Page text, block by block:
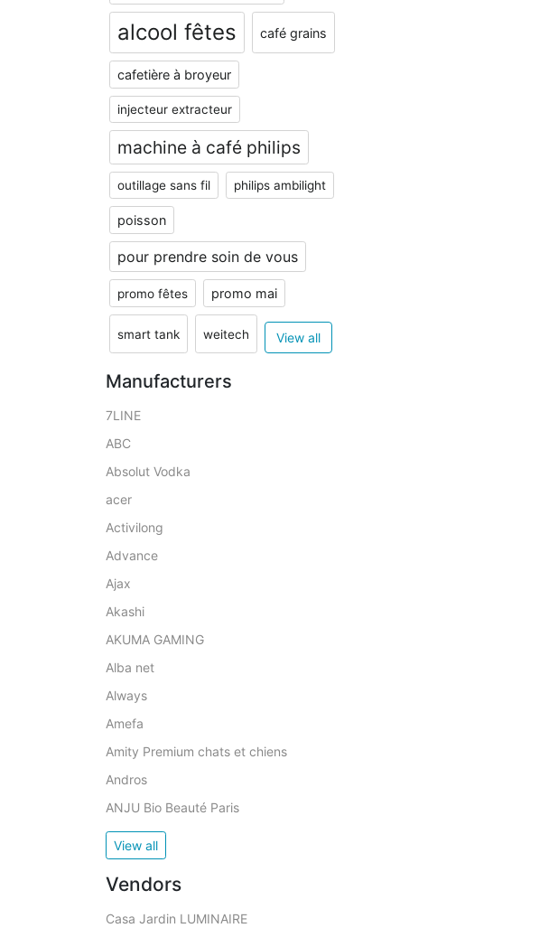
alcool fêtes café grains
cafetière à broyeur
injecteur extracteur
machine à café philips
outillage sans fil philips ambilight
poisson
pour prendre soin de vous
promo fêtes promo mai
smart tank weitech View all
Manufacturers
7LINE
ABC
Absolut Vodka
acer
Activilong
Advance
Ajax
Akashi
AKUMA GAMING
Alba net
Always
Amefa
Amity Premium chats et chiens
Andros
ANJU Bio Beauté Paris
View all
Vendors
Casa Jardin LUMINAIRE